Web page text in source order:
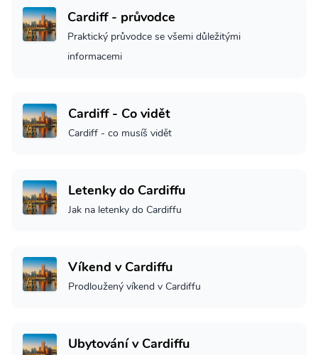
Cardiff - průvodce
Praktický průvodce se všemi důležitými
informacemi
Cardiff - Co vidět
Cardiff - co musíš vidět
Letenky do Cardiffu
Jak na letenky do Cardiffu
Víkend v Cardiffu
Prodloužený víkend v Cardiffu
Ubytování v Cardiffu